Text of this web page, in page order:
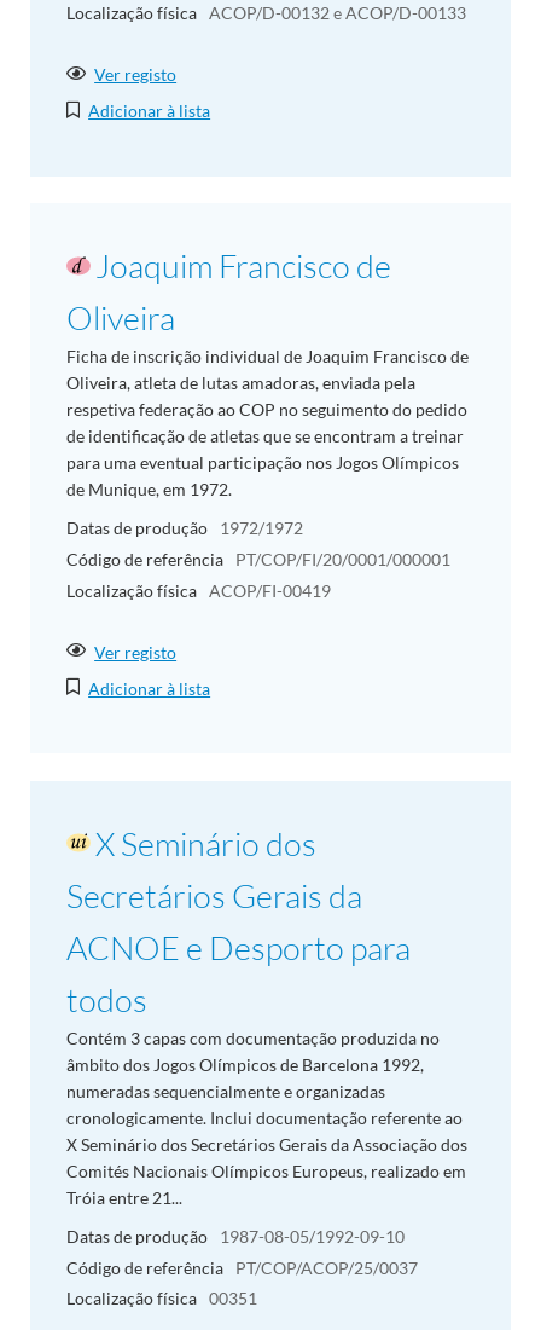
Localização física ACOP/D-00132 e ACOP/D-00133
Ver registo
Adicionar à lista
Joaquim Francisco de
Oliveira
Ficha de inscrição individual de Joaquim Francisco de
Oliveira, atleta de lutas amadoras, enviada pela
respetiva federação ao COP no seguimento do pedido
de identificação de atletas que se encontram a treinar
para uma eventual participação nos Jogos Olímpicos
de Munique, em 1972.
Datas de produção
1972/1972
Código de referência
PT/COP/FI/20/0001/000001
Localização física ACOP/FI-00419
Ver registo
Adicionar à lista
X Seminário dos
Secretários Gerais da
ACNOE e Desporto para
todos
Contém 3 capas com documentação produzida no
âmbito dos Jogos Olímpicos de Barcelona 1992,
numeradas sequencialmente e organizadas
cronologicamente. Inclui documentação referente ao
X Seminário dos Secretários Gerais da Associação dos
Comités Nacionais Olímpicos Europeus, realizado em
Tróia entre 21...
Datas de produção
1987-08-05/1992-09-10
Código de referência
PT/COP/ACOP/25/0037
Localização física 00351